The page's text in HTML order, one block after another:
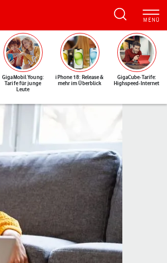
GigaMobil Young:
Tarife für junge
Leute
iPhone 18: Release &
mehr im Überblick
GigaCube-Tarife:
Highspeed-Internet